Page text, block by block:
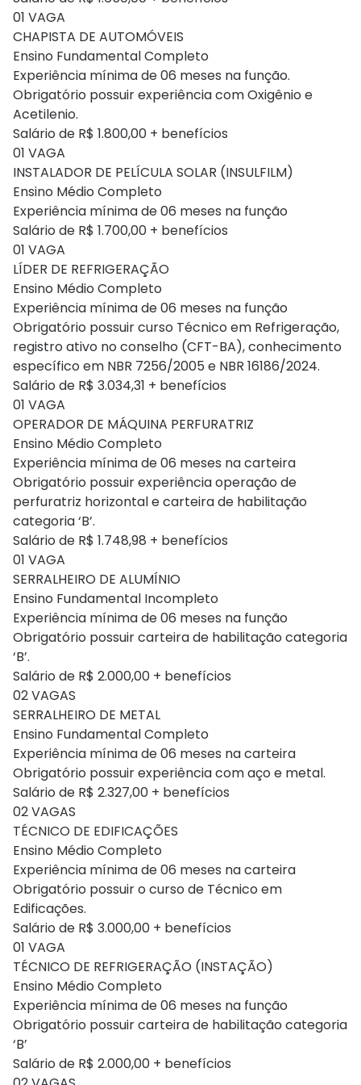
01 VAGA
CHAPISTA DE AUTOMÓVEIS
Ensino Fundamental Completo
Experiência mínima de 06 meses na função.
Obrigatório possuir experiência com Oxigênio e
Acetilenio.
Salário de R$ 1.800,00 + benefícios
01 VAGA
INSTALADOR DE PELÍCULA SOLAR (INSULFILM)
Ensino Médio Completo
Experiência mínima de 06 meses na função
Salário de R$ 1.700,00 + benefícios
01 VAGA
LÍDER DE REFRIGERAÇÃO
Ensino Médio Completo
Experiência mínima de 06 meses na função
Obrigatório possuir curso Técnico em Refrigeração,
registro ativo no conselho (CFT-BA), conhecimento
específico em NBR 7256/2005 e NBR 16186/2024.
Salário de R$ 3.034,31 + benefícios
01 VAGA
OPERADOR DE MÁQUINA PERFURATRIZ
Ensino Médio Completo
Experiência mínima de 06 meses na carteira
Obrigatório possuir experiência operação de
perfuratriz horizontal e carteira de habilitação
categoria ‘B’.
Salário de R$ 1.748,98 + benefícios
01 VAGA
SERRALHEIRO DE ALUMÍNIO
Ensino Fundamental Incompleto
Experiência mínima de 06 meses na função
Obrigatório possuir carteira de habilitação categoria
‘B’.
Salário de R$ 2.000,00 + benefícios
02 VAGAS
SERRALHEIRO DE METAL
Ensino Fundamental Completo
Experiência mínima de 06 meses na carteira
Obrigatório possuir experiência com aço e metal.
Salário de R$ 2.327,00 + benefícios
02 VAGAS
TÉCNICO DE EDIFICAÇÕES
Ensino Médio Completo
Experiência mínima de 06 meses na carteira
Obrigatório possuir o curso de Técnico em
Edificações.
Salário de R$ 3.000,00 + benefícios
01 VAGA
TÉCNICO DE REFRIGERAÇÃO (INSTAÇÃO)
Ensino Médio Completo
Experiência mínima de 06 meses na função
Obrigatório possuir carteira de habilitação categoria
‘B’
Salário de R$ 2.000,00 + benefícios